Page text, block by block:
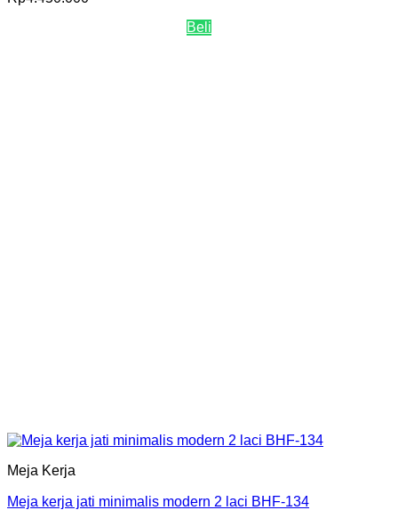
Beli
Meja Kerja
Meja kerja jati minimalis modern 2 laci BHF-134